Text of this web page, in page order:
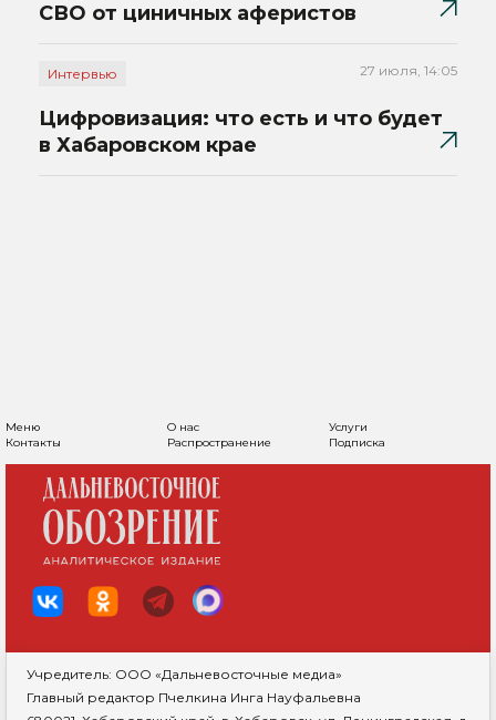
СВО от циничных аферистов
Интервью 27 июля, 14:05
Цифровизация: что есть и что будет
в Хабаровском крае
Меню О нас
Услуги
Контакты
Распространение Подписка
Учредитель: ООО «Дальневосточные медиа»
Главный редактор Пчелкина Инга Науфальевна